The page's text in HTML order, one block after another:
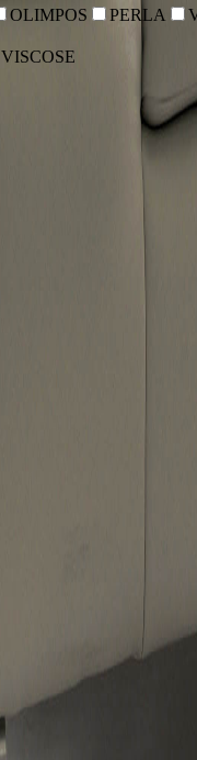
OLIMPOS PERLA
VISCOSE